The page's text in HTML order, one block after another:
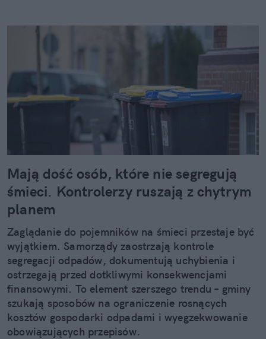
Mają dość osób, które nie segregują
śmieci. Kontrolerzy ruszają z chytrym
planem
Zaglądanie do pojemników na śmieci przestaje być
wyjątkiem. Samorządy zaostrzają kontrole
segregacji odpadów, dokumentują uchybienia i
ostrzegają przed dotkliwymi konsekwencjami
finansowymi. To element szerszego trendu – gminy
szukają sposobów na ograniczenie rosnących
kosztów gospodarki odpadami i wyegzekwowanie
obowiązujących przepisów.